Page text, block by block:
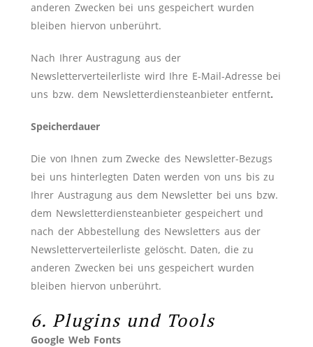
anderen Zwecken bei uns gespeichert wurden
bleiben hiervon unberührt.
Nach Ihrer Austragung aus der
Newsletterverteilerliste wird Ihre E-Mail-Adresse bei
uns bzw. dem Newsletterdiensteanbieter entfernt.
Speicherdauer
Die von Ihnen zum Zwecke des Newsletter-Bezugs
bei uns hinterlegten Daten werden von uns bis zu
Ihrer Austragung aus dem Newsletter bei uns bzw.
dem Newsletterdiensteanbieter gespeichert und
nach der Abbestellung des Newsletters aus der
Newsletterverteilerliste gelöscht. Daten, die zu
anderen Zwecken bei uns gespeichert wurden
bleiben hiervon unberührt.
6. Plugins und Tools
Google Web Fonts